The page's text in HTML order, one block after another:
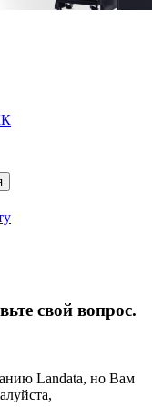
свой вопрос.
Landata, но Вам